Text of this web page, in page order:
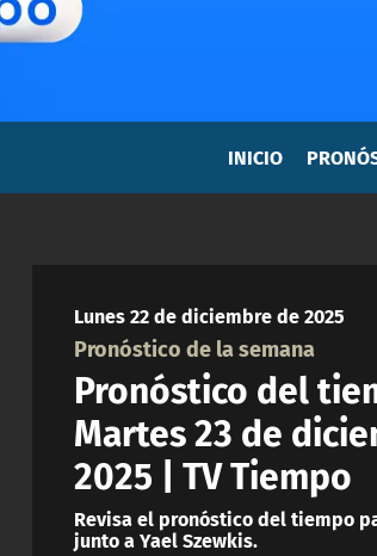
INICIO
Lunes 22 de diciembre de 2025
Pronóstico de la semana
Pronóstico del
Martes 23 de
2025 | TV Tiempo
Revisa el pronóstico del tiempo
junto a Yael Szewkis.